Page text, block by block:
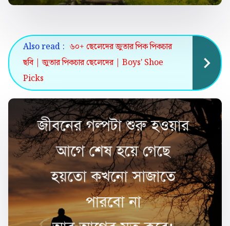
Also read : ৬০+ ছেলেদের জুতার পিক পিকচার
ছবি | জুতার পিকচার ছেলেদের | Boys' Shoe
Picks